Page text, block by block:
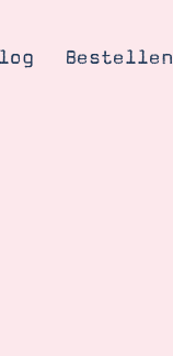
Bestellen